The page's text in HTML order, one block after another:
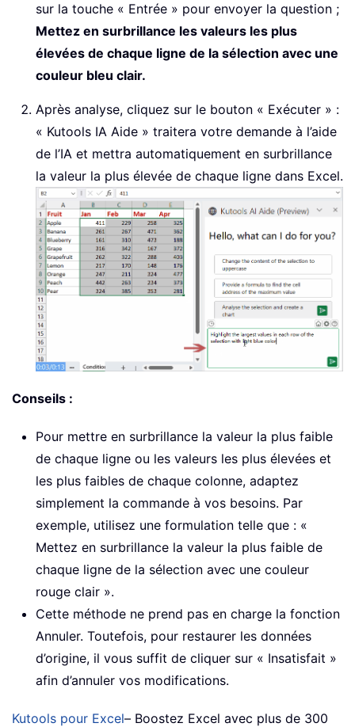
sur la touche « Entrée » pour envoyer la question ;
Mettez en surbrillance les valeurs les plus
élevées de chaque ligne de la sélection avec une
couleur bleu clair.
Après analyse, cliquez sur le bouton « Exécuter » :
« Kutools IA Aide » traitera votre demande à l’aide
de l’IA et mettra automatiquement en surbrillance
la valeur la plus élevée de chaque ligne dans Excel.
Conseils :
Pour mettre en surbrillance la valeur la plus faible
de chaque ligne ou les valeurs les plus élevées et
les plus faibles de chaque colonne, adaptez
simplement la commande à vos besoins. Par
exemple, utilisez une formulation telle que : «
Mettez en surbrillance la valeur la plus faible de
chaque ligne de la sélection avec une couleur
rouge clair ».
Cette méthode ne prend pas en charge la fonction
Annuler. Toutefois, pour restaurer les données
d’origine, il vous suffit de cliquer sur « Insatisfait »
afin d’annuler vos modifications.
Kutools pour Excel– Boostez Excel avec plus de 300